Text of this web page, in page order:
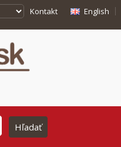
Kontakt English